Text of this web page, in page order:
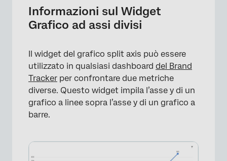
Compatibilità con il campo
Impostazione di base
Opzioni aggiuntive
FAQs
Informazioni sul Widget
Grafico ad assi divisi
Il widget del grafico split axis può essere
utilizzato in qualsiasi dashboard del Brand
Tracker per confrontare due metriche
diverse. Questo widget impila l’asse y di un
grafico a linee sopra l’asse y di un grafico a
barre.